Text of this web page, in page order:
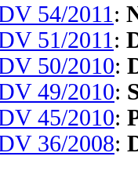
54/2011 :
51/2011 :
50/2010:
49/2010:
45/2010:
36/2008: